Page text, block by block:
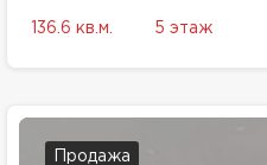
136.6 кв.м. 5 этаж
Продажа